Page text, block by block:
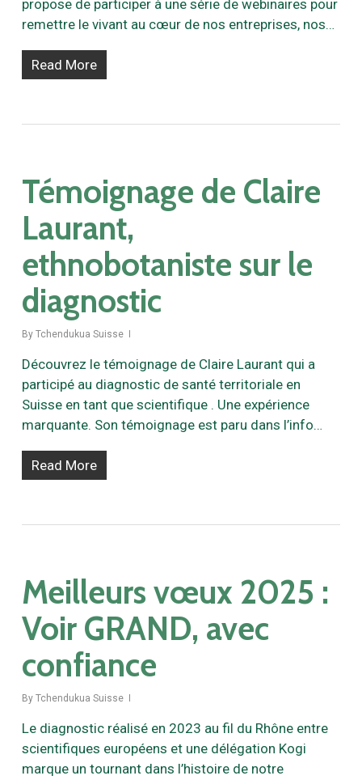
propose de participer à une série de webinaires pour
remettre le vivant au cœur de nos entreprises, nos…
Read More
Témoignage de Claire
Laurant,
ethnobotaniste sur le
diagnostic
By Tchendukua Suisse
Découvrez le témoignage de Claire Laurant qui a
participé au diagnostic de santé territoriale en
Suisse en tant que scientifique . Une expérience
marquante. Son témoignage est paru dans l’info…
Read More
Meilleurs vœux 2025 :
Voir GRAND, avec
confiance
By Tchendukua Suisse
Le diagnostic réalisé en 2023 au fil du Rhône entre
scientifiques européens et une délégation Kogi
marque un tournant dans l’histoire de notre